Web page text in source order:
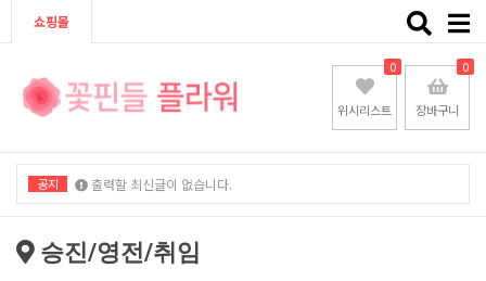
쇼핑몰
Toggle
위시리스트
0
장바구니
0
공지 출력할 최신글이 없습니다.
출력할 최신글이 없습니다.
승진/영전/취임